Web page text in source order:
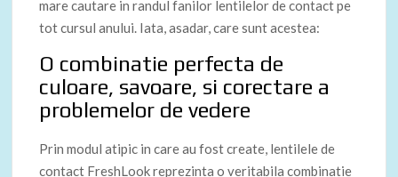
mare cautare in randul fanilor lentilelor de contact pe
tot cursul anului. Iata, asadar, care sunt acestea:
O combinatie perfecta de
culoare, savoare, si corectare a
problemelor de vedere
Prin modul atipic in care au fost create, lentilele de
contact FreshLook reprezinta o veritabila combinatie